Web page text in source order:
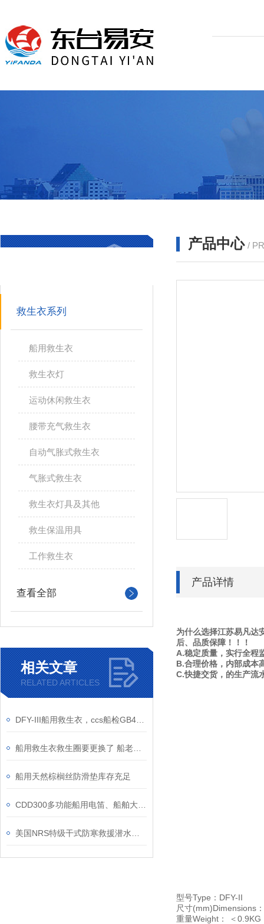
救生衣系列
船用救生衣
救生衣灯
运动休闲救生衣
腰带充气救生衣
自动气胀式救生衣
气胀式救生衣
救生衣灯具及其他
救生保温用具
工作救生衣
查看全部
相关文章
RELATED ARTICLES
船用天然棕榈丝防滑垫库存充足
产品中心 /
产品详情
为什么选择江苏易凡达
后、品质保障！！！
A.稳定质量，实行全程
B.合理价格，内部成本
C.快捷交货，的生产流
型号Type：DFY-II
尺寸(mm)Dimensions
重量Weight： ＜0.9KG